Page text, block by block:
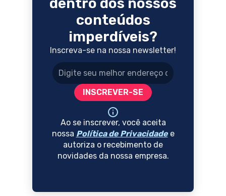
conteúdos
imperdíveis?
Inscreva-se na nossa newsletter!
Endereço de e-mail
INSCREVER-SE
Ao se inscrever, você aceita
nossa Política de Privacidadee
autoriza o recebimento de
novidades da nossa empresa.